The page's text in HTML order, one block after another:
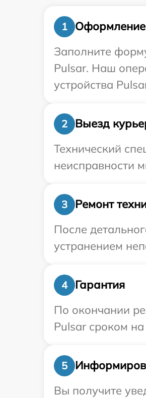
1
Оформление
Заполните
Pulsar. Наш
устройства
2
Выезд
Технический
неисправности
3
Ремонт
После
устранением
4
Гарантия
По окончании
Pulsar сроком
5
Вы получите